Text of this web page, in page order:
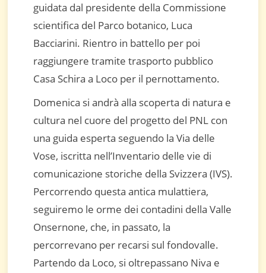
guidata dal presidente della Commissione
scientifica del Parco botanico, Luca
Bacciarini. Rientro in battello per poi
raggiungere tramite trasporto pubblico
Casa Schira a Loco per il pernottamento.
Domenica si andrà alla scoperta di natura e
cultura nel cuore del progetto del PNL con
una guida esperta seguendo la Via delle
Vose, iscritta nell’Inventario delle vie di
comunicazione storiche della Svizzera (IVS).
Percorrendo questa antica mulattiera,
seguiremo le orme dei contadini della Valle
Onsernone, che, in passato, la
percorrevano per recarsi sul fondovalle.
Partendo da Loco, si oltrepassano Niva e